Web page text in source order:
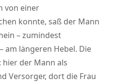
von einer
konnte, saß der Mann
– zumindest
am längeren Hebel. Die
der Mann als
Versorger, dort die Frau